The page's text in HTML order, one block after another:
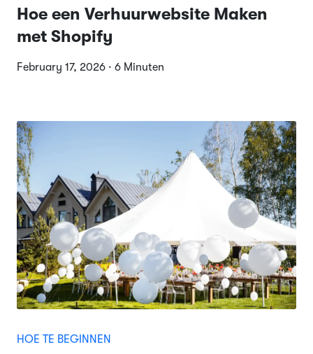
Hoe een Verhuurwebsite Maken
met Shopify
February 17, 2026 · 6 Minuten
HOE TE BEGINNEN